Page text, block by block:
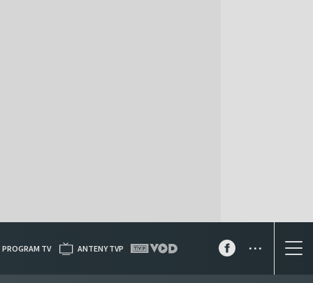
PROGRAM TV ANTENY TVP ...